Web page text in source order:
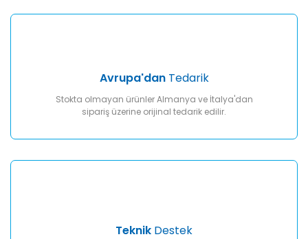
Avrupa'danTedarik
Stokta olmayan ürünler Almanya ve İtalya'dan
sipariş üzerine orijinal tedarik edilir.
Teknik Destek